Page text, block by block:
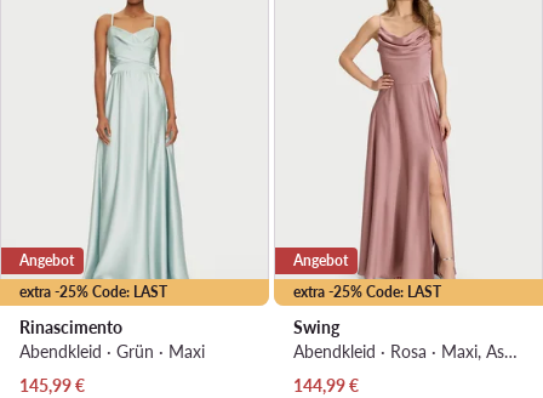
extra -25% Code: LAST
Angebot
Rinascimento
Abendkleid · Grün · Maxi
Aktueller Preis
145,99€
extra -25% Code: LAST
Angebot
Swing
Abendkleid · Rosa · Maxi, Asymmetrisch
Aktueller Preis
144,99€